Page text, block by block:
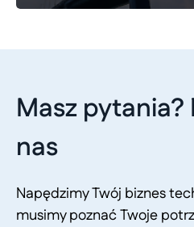
Masz pytania?
nas
Napędzimy Twój biznes
musimy poznać Twoje